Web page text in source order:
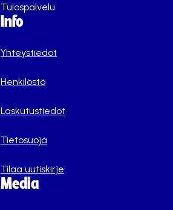
Tulospalvelu
Info
Yhteystiedot
Henkilöstö
Laskutustiedot
Tietosuoja
Tilaa uutiskirje
Media